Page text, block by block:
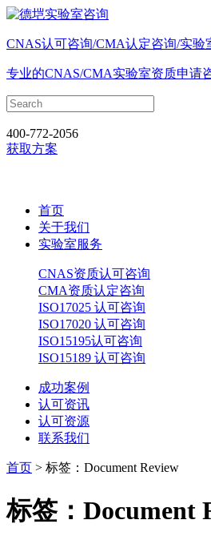
CNAS认可咨询/CMA认定咨询/实验
专业的CNAS/CMA实验室资质申请
400-772-2056
获取方案
首页
关于我们
实验室服务
CNAS资质认可咨询
CMA资质认定咨询
ISO17025 认可咨询
ISO17020 认可咨询
ISO15195认可咨询
ISO15189 认可咨询
成功案例
认可资讯
认可资源
联系我们
首页 > 标签：Document Review
标签：Document